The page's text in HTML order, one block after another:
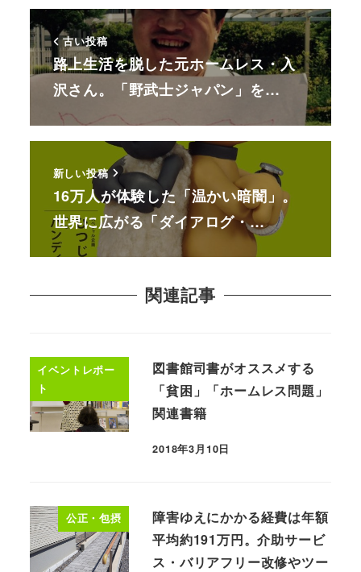
古い投稿
路上生活を脱した元ホームレス・入
沢さん。「野武士ジャパン」を…
新しい投稿
16万人が体験した「温かい暗闇」。
世界に広がる「ダイアログ・…
関連記事
イベントレポー
ト
図書館司書がオススメする
「貧困」「ホームレス問題」
関連書籍
2018年3月10日
公正・包摂
障害ゆえにかかる経費は年額
平均約191万円。介助サービ
ス・バリアフリー改修やツー